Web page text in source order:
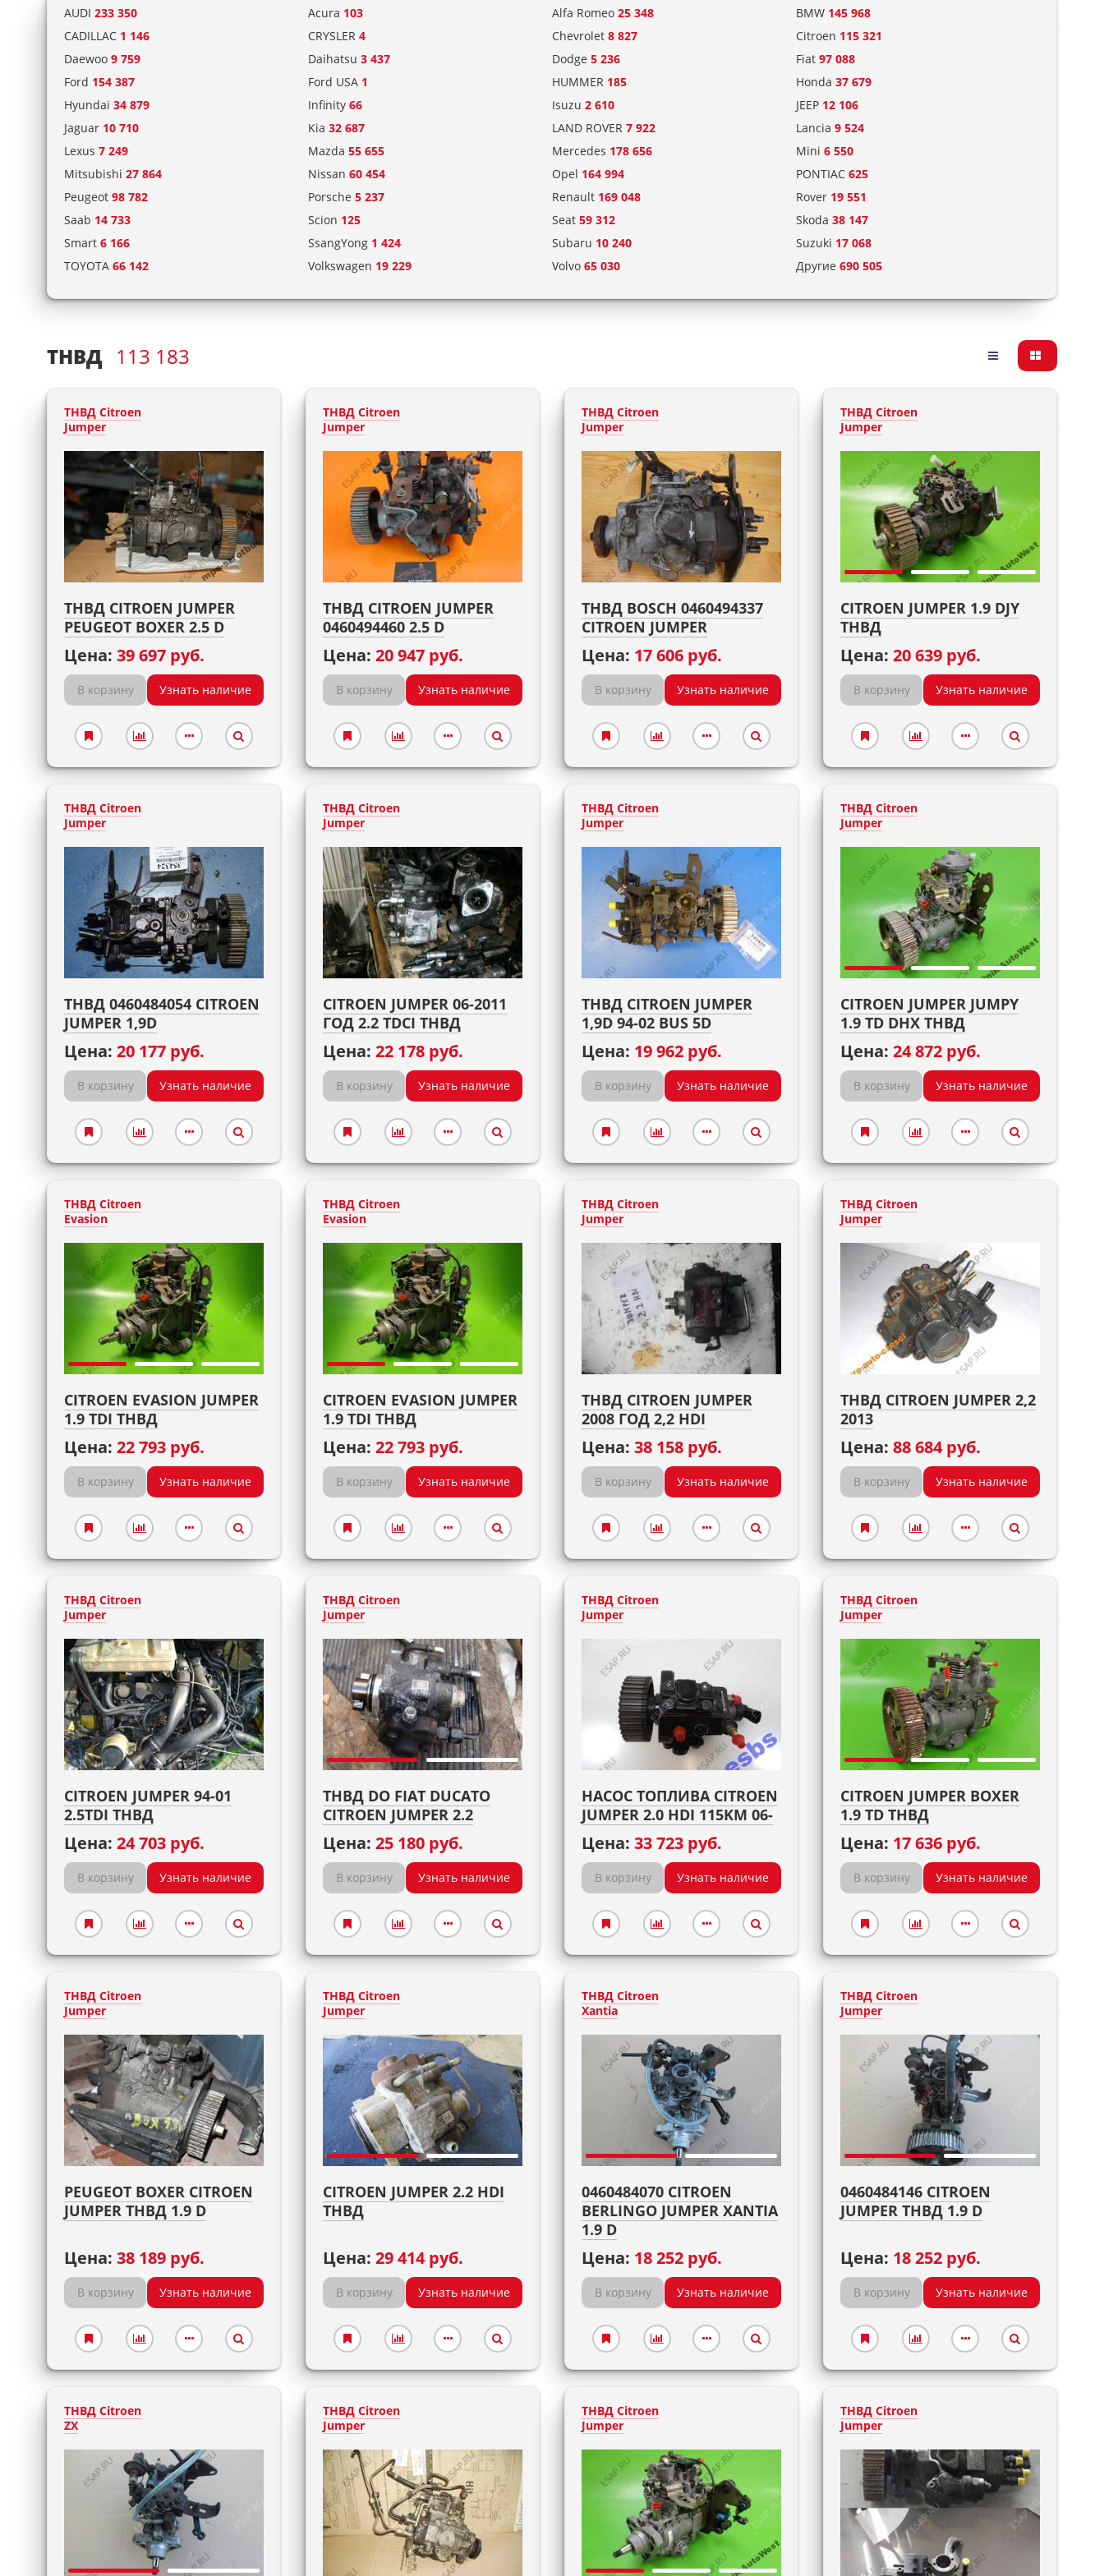
AUDI 233 350 Acura 103 Alfa Romeo 25 348 BMW 145 968
CADILLAC 1 146 CRYSLER 4 Chevrolet 8 827 Citroen 115 321
Daewoo 9 759 Daihatsu 3 437 Dodge 5 236 Fiat 97 088
Ford 154 387 Ford USA 1 HUMMER 185 Honda 37 679
Hyundai 34 879 Infinity 66 Isuzu 2 610 JEEP 12 106
Jaguar 10 710 Kia 32 687 LAND ROVER 7 922 Lancia 9 524
Lexus 7 249 Mazda 55 655 Mercedes 178 656 Mini 6 550
Mitsubishi 27 864 Nissan 60 454 Opel 164 994 PONTIAC 625
Peugeot 98 782 Porsche 5 237 Renault 169 048 Rover 19 551
Saab 14 733 Scion 125 Seat 59 312 Skoda 38 147
Smart 6 166 SsangYong 1 424 Subaru 10 240 Suzuki 17 068
TOYOTA 66 142 Volkswagen 19 229 Volvo 65 030 Другие 690 505
ТНВД 113 183
ТНВД Citroen
Jumper
ТНВД CITROEN JUMPER
PEUGEOT BOXER 2.5 D
Цена: 39 697 руб.
В корзину Узнать наличие
ТНВД Citroen
Jumper
ТНВД CITROEN JUMPER
0460494460 2.5 D
Цена: 20 947 руб.
В корзину Узнать наличие
ТНВД Citroen
Jumper
ТНВД BOSCH 0460494337
CITROEN JUMPER
Цена: 17 606 руб.
В корзину Узнать наличие
ТНВД Citroen
Jumper
CITROEN JUMPER 1.9 DJY
ТНВД
Цена: 20 639 руб.
В корзину Узнать наличие
ТНВД Citroen
Jumper
ТНВД 0460484054 CITROEN
JUMPER 1,9D
Цена: 20 177 руб.
В корзину Узнать наличие
ТНВД Citroen
Jumper
CITROEN JUMPER 06-2011
ГОД 2.2 TDCI ТНВД
Цена: 22 178 руб.
В корзину Узнать наличие
ТНВД Citroen
Jumper
ТНВД CITROEN JUMPER
1,9D 94-02 BUS 5D
Цена: 19 962 руб.
В корзину Узнать наличие
ТНВД Citroen
Jumper
CITROEN JUMPER JUMPY
1.9 TD DHX ТНВД
Цена: 24 872 руб.
В корзину Узнать наличие
ТНВД Citroen
Evasion
CITROEN EVASION JUMPER
1.9 TDI ТНВД
Цена: 22 793 руб.
В корзину Узнать наличие
ТНВД Citroen
Evasion
CITROEN EVASION JUMPER
1.9 TDI ТНВД
Цена: 22 793 руб.
В корзину Узнать наличие
ТНВД Citroen
Jumper
ТНВД CITROEN JUMPER
2008 ГОД 2,2 HDI
Цена: 38 158 руб.
В корзину Узнать наличие
ТНВД Citroen
Jumper
ТНВД CITROEN JUMPER 2,2
2013
Цена: 88 684 руб.
В корзину Узнать наличие
ТНВД Citroen
Jumper
CITROEN JUMPER 94-01
2.5TDI ТНВД
Цена: 24 703 руб.
В корзину Узнать наличие
ТНВД Citroen
Jumper
ТНВД DO FIAT DUCATO
CITROEN JUMPER 2.2
Цена: 25 180 руб.
В корзину Узнать наличие
ТНВД Citroen
Jumper
НАСОС ТОПЛИВА CITROEN
JUMPER 2.0 HDI 115KM 06-
Цена: 33 723 руб.
В корзину Узнать наличие
ТНВД Citroen
Jumper
CITROEN JUMPER BOXER
1.9 TD ТНВД
Цена: 17 636 руб.
В корзину Узнать наличие
ТНВД Citroen
Jumper
PEUGEOT BOXER CITROEN
JUMPER ТНВД 1.9 D
Цена: 38 189 руб.
В корзину Узнать наличие
ТНВД Citroen
Jumper
CITROEN JUMPER 2.2 HDI
ТНВД
Цена: 29 414 руб.
В корзину Узнать наличие
ТНВД Citroen
Xantia
0460484070 CITROEN
BERLINGO JUMPER XANTIA
1.9 D
Цена: 18 252 руб.
В корзину Узнать наличие
ТНВД Citroen
Jumper
0460484146 CITROEN
JUMPER ТНВД 1.9 D
Цена: 18 252 руб.
В корзину Узнать наличие
ТНВД Citroen
ZX
ТНВД Citroen
Jumper
ТНВД Citroen
Jumper
ТНВД Citroen
Jumper